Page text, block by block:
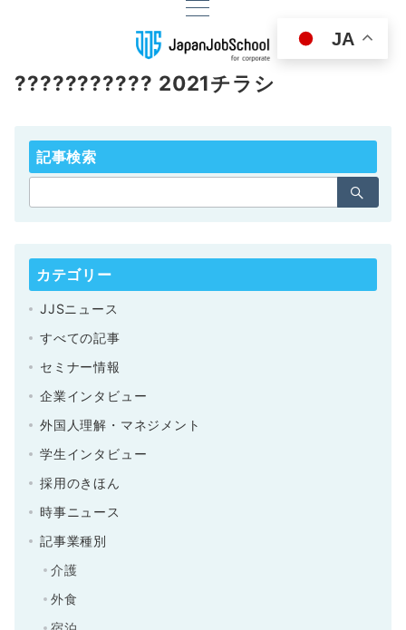
??????????? 2021チラシ
記事検索
カテゴリー
JJSニュース
すべての記事
セミナー情報
企業インタビュー
外国人理解・マネジメント
学生インタビュー
採用のきほん
時事ニュース
記事業種別
介護
外食
JA